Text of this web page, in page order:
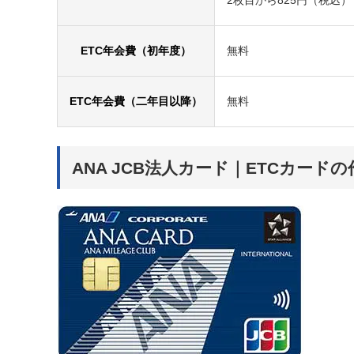
ETC年会費（初年度） 無料
ETC年会費（二年目以降） 無料
ANA JCB法人カード｜ETCカードの